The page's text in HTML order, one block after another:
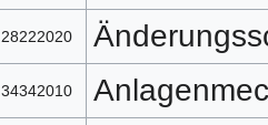
28222020
34342010